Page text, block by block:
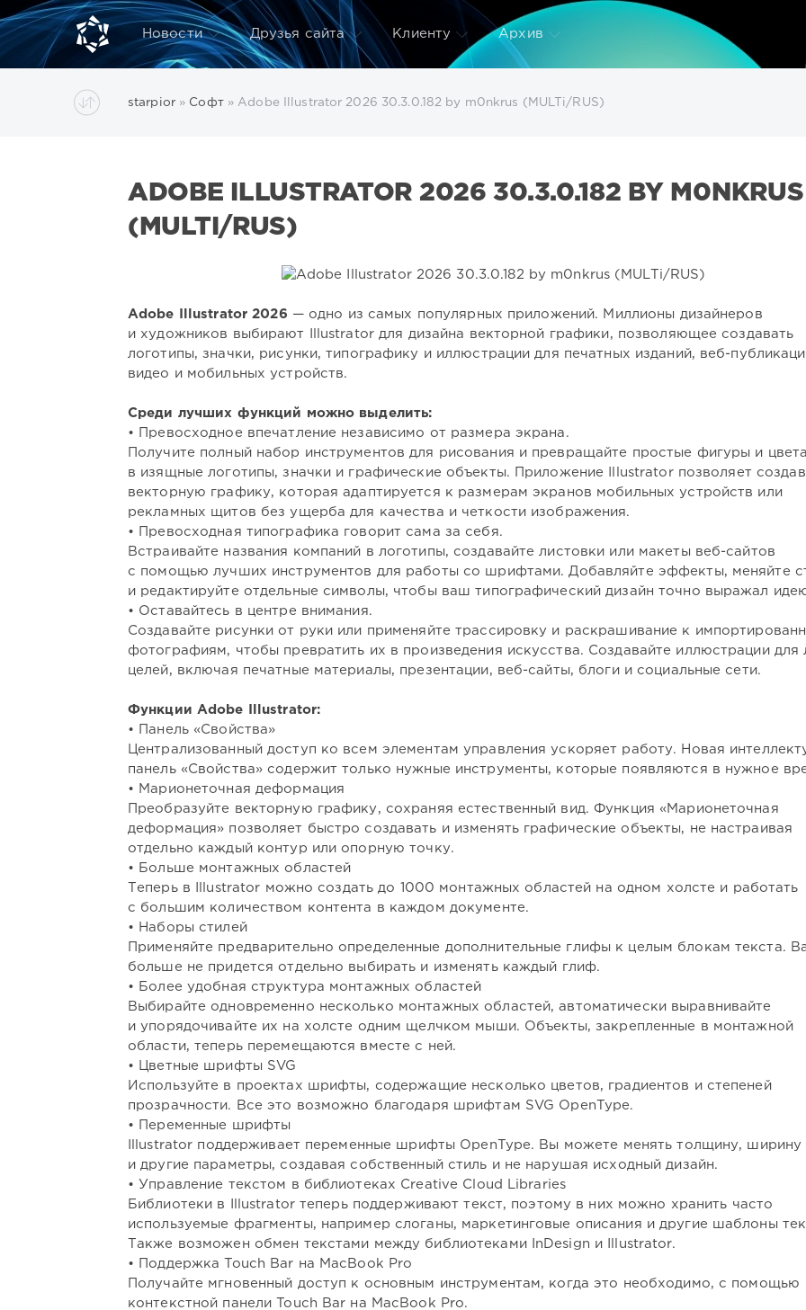
Новости Друзья сайта Клиенту Архив
starpior» Софт» Adobe Illustrator 2026 30.3.0.182 by m0nkrus (MULTi/RUS)
ADOBE ILLUSTRATOR 2026 30.3.0.182 BY M0NKRUS
(MULTI/RUS)
Adobe Illustrator 2026 — одно из самых популярных приложений. Миллионы дизайнеров
и художников выбирают Illustrator для дизайна векторной графики, позволяющее создавать
логотипы, значки, рисунки, типографику и иллюстрации для печатных изданий, веб-
видео и мобильных устройств.
Среди лучших функций можно выделить:
• Превосходное впечатление независимо от размера экрана.
Получите полный набор инструментов для рисования и превращайте простые фигуры и
в изящные логотипы, значки и графические объекты. Приложение Illustrator позволяет
векторную графику, которая адаптируется к размерам экранов мобильных устройств или
рекламных щитов без ущерба для качества и четкости изображения.
• Превосходная типографика говорит сама за себя.
Встраивайте названия компаний в логотипы, создавайте листовки или макеты веб-сайтов
с помощью лучших инструментов для работы со шрифтами. Добавляйте эффекты, меняйте
и редактируйте отдельные символы, чтобы ваш типографический дизайн точно выражал
• Оставайтесь в центре внимания.
Создавайте рисунки от руки или применяйте трассировку и раскрашивание к
фотографиям, чтобы превратить их в произведения искусства. Создавайте иллюстрации
целей, включая печатные материалы, презентации, веб-сайты, блоги и социальные сети.
Функции Adobe Illustrator:
• Панель «Свойства»
Централизованный доступ ко всем элементам управления ускоряет работу. Новая
панель «Свойства» содержит только нужные инструменты, которые появляются в нужное
• Марионеточная деформация
Преобразуйте векторную графику, сохраняя естественный вид. Функция «Марионеточная
деформация» позволяет быстро создавать и изменять графические объекты, не настраивая
отдельно каждый контур или опорную точку.
• Больше монтажных областей
Теперь в Illustrator можно создать до 1000 монтажных областей на одном холсте и работать
с большим количеством контента в каждом документе.
• Наборы стилей
Применяйте предварительно определенные дополнительные глифы к целым блокам текста.
больше не придется отдельно выбирать и изменять каждый глиф.
• Более удобная структура монтажных областей
Выбирайте одновременно несколько монтажных областей, автоматически выравнивайте
и упорядочивайте их на холсте одним щелчком мыши. Объекты, закрепленные в монтажной
области, теперь перемещаются вместе с ней.
• Цветные шрифты SVG
Используйте в проектах шрифты, содержащие несколько цветов, градиентов и степеней
прозрачности. Все это возможно благодаря шрифтам SVG OpenType.
• Переменные шрифты
Illustrator поддерживает переменные шрифты OpenType. Вы можете менять толщину, ширину
и другие параметры, создавая собственный стиль и не нарушая исходный дизайн.
• Управление текстом в библиотеках Creative Cloud Libraries
Библиотеки в Illustrator теперь поддерживают текст, поэтому в них можно хранить часто
используемые фрагменты, например слоганы, маркетинговые описания и другие шаблоны
Также возможен обмен текстами между библиотеками InDesign и Illustrator.
• Поддержка Touch Bar на MacBook Pro
Получайте мгновенный доступ к основным инструментам, когда это необходимо, с помощью
контекстной панели Touch Bar на MacBook Pro.